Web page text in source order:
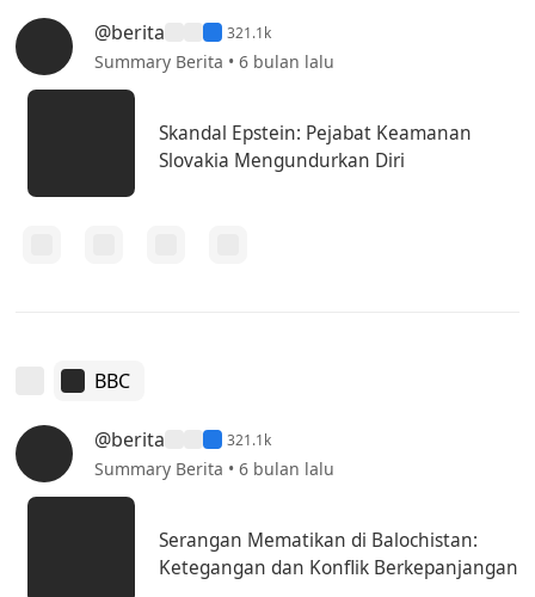
@berita 321.1k
Summary Berita • 6 bulan lalu
Skandal Epstein: Pejabat Keamanan
Slovakia Mengundurkan Diri
BBC
@berita 321.1k
Summary Berita • 6 bulan lalu
Serangan Mematikan di Balochistan:
Ketegangan dan Konflik Berkepanjangan